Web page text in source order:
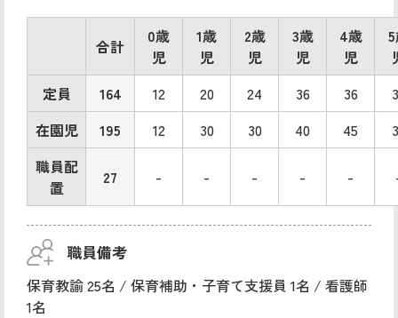
合計
0歳
児
1歳
児
2歳
児
3歳
児
4歳
児
定員
164 12 20 24 36 36
在園児
195 12 30 30 40 45
職員配
置
27 - - - - -
職員備考
保育教諭 25名 / 保育補助・子育て支援員 1名 / 看護師
1名